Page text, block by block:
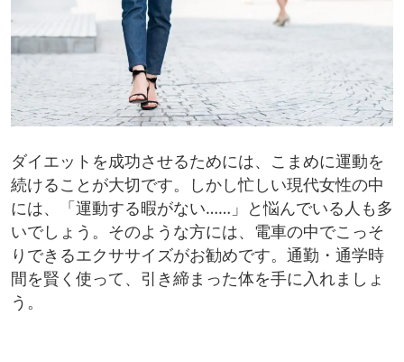
ダイエットを成功させるためには、こまめに運動を
続けることが大切です。しかし忙しい現代女性の中
には、「運動する暇がない……」と悩んでいる人も多
いでしょう。そのような方には、電車の中でこっそ
りできるエクササイズがお勧めです。通勤・通学時
間を賢く使って、引き締まった体を手に入れましょ
う。